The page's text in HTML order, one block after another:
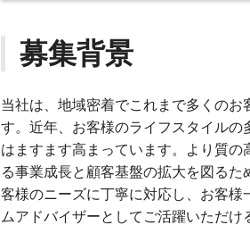
募集背景
当社は、地域密着でこれまで多くの
す。近年、お客様のライフスタイル
はますます高まっています。より質
る事業成長と顧客基盤の拡大を図る
客様のニーズに丁寧に対応し、お客
ムアドバイザーとしてご活躍いただけ